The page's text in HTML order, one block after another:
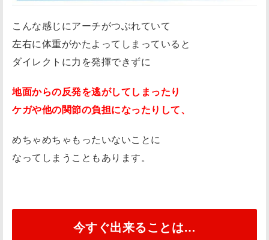
こんな感じにアーチがつぶれていて
左右に体重がかたよってしまっていると
ダイレクトに力を発揮できずに
地面からの反発を逃がしてしまったり
ケガや他の関節の負担になったりして、
めちゃめちゃもったいないことに
なってしまうこともあります。
今すぐ出来ることは…